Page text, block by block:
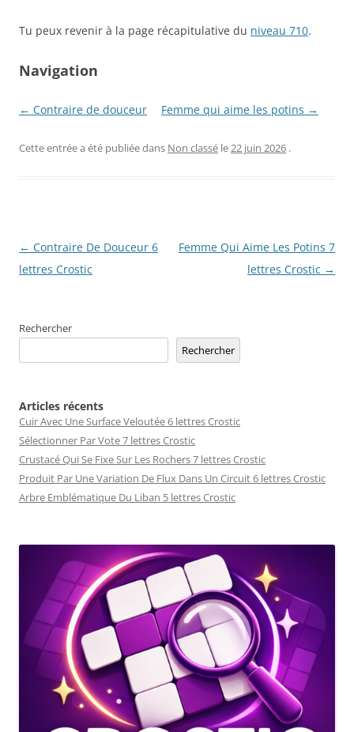
Tu peux revenir à la page récapitulative du niveau 710.
Navigation
← Contraire de douceur Femme qui aime les potins →
Cette entrée a été publiée dans Non classé le22 juin 2026 .
Navigation
des
← Contraire De Douceur 6
lettres Crostic
Femme Qui Aime Les Potins 7
lettres Crostic →
Rechercher
Rechercher
Articles récents
Cuir Avec Une Surface Veloutée 6 lettres Crostic
Sélectionner Par Vote 7 lettres Crostic
Crustacé Qui Se Fixe Sur Les Rochers 7 lettres Crostic
Produit Par Une Variation De Flux Dans Un Circuit 6 lettres Crostic
Arbre Emblématique Du Liban 5 lettres Crostic